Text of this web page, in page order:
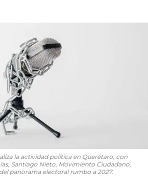
la actividad política en Querétaro, con
Santiago Nieto, Movimiento Ciudadano,
panorama electoral rumbo a 2027.